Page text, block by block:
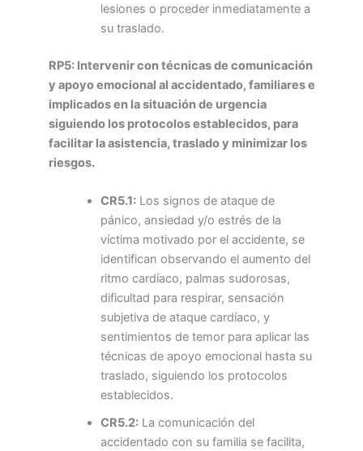
lesiones o proceder inmediatamente a
su traslado.
RP5: Intervenir con técnicas de comunicación
y apoyo emocional al accidentado, familiares e
implicados en la situación de urgencia
siguiendo los protocolos establecidos, para
facilitar la asistencia, traslado y minimizar los
riesgos.
CR5.1:Los signos de ataque de
pánico, ansiedad y/o estrés de la
víctima motivado por el accidente, se
identifican observando el aumento del
ritmo cardíaco, palmas sudorosas,
dificultad para respirar, sensación
subjetiva de ataque cardíaco, y
sentimientos de temor para aplicar las
técnicas de apoyo emocional hasta su
traslado, siguiendo los protocolos
establecidos.
CR5.2:La comunicación del
accidentado con su familia se facilita,